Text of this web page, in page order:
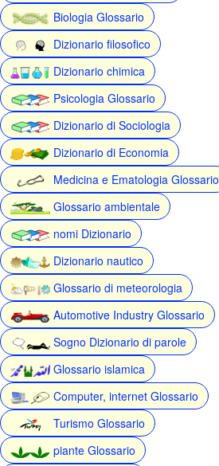
Biologia Glossario
Dizionario filosofico
Dizionario chimica
Psicologia Glossario
Dizionario di Sociologia
Dizionario di Economia
Medicina e Ematologia Glossario
Glossario ambientale
nomi Dizionario
Dizionario nautico
Glossario di meteorologia
Automotive Industry Glossario
Sogno Dizionario di parole
Glossario islamica
Computer, internet Glossario
Turismo Glossario
piante Glossario